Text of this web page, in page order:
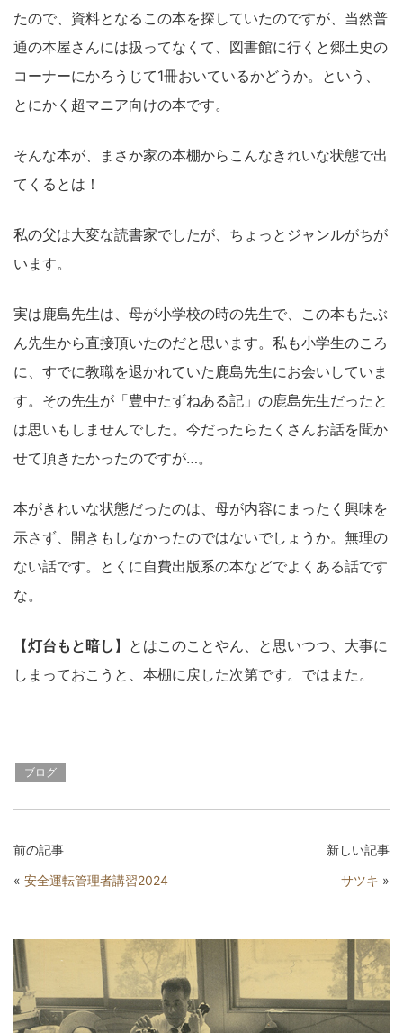
たので、資料となるこの本を探していたのですが、当然普
通の本屋さんには扱ってなくて、図書館に行くと郷土史の
コーナーにかろうじて1冊おいているかどうか。という、
とにかく超マニア向けの本です。
そんな本が、まさか家の本棚からこんなきれいな状態で出
てくるとは！
私の父は大変な読書家でしたが、ちょっとジャンルがちが
います。
実は鹿島先生は、母が小学校の時の先生で、この本もたぶ
ん先生から直接頂いたのだと思います。私も小学生のころ
に、すでに教職を退かれていた鹿島先生にお会いしていま
す。その先生が「豊中たずねある記」の鹿島先生だったと
は思いもしませんでした。今だったらたくさんお話を聞か
せて頂きたかったのですが…。
本がきれいな状態だったのは、母が内容にまったく興味を
示さず、開きもしなかったのではないでしょうか。無理の
ない話です。とくに自費出版系の本などでよくある話です
な。
【灯台もと暗し 】とはこのことやん、と思いつつ、大事に
しまっておこうと、本棚に戻した次第です。ではまた。
ブログ
前の記事
« 安全運転管理者講習2024
新しい記事
サツキ »